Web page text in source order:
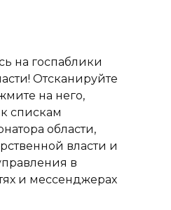
на госпаблики
Отсканируйте
на него,
спискам
области,
власти и
в
и мессенджерах